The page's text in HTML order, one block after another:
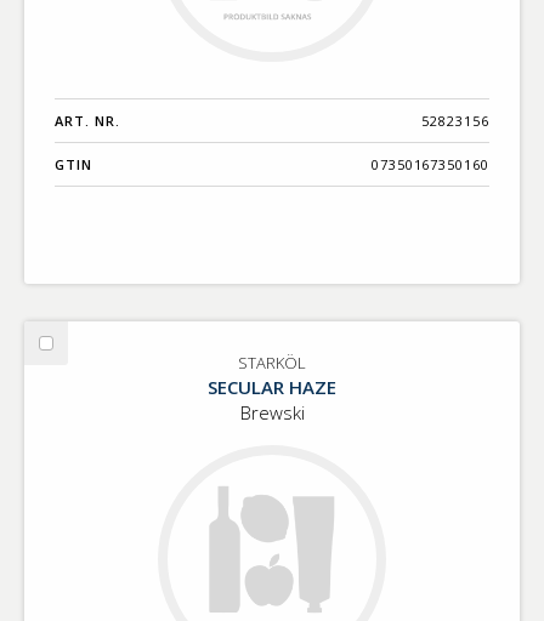
ART. NR. 52823156
GTIN 07350167350160
Välj
STARKÖL
SECULAR HAZE
Brewski